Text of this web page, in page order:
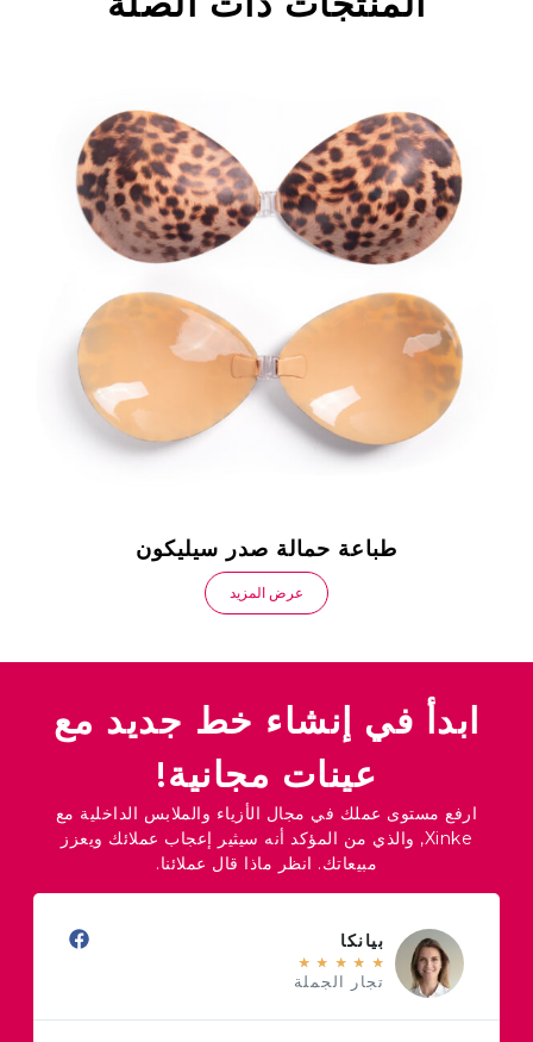
طباعة حمالة صدر سيليكون
عرض المزيد
ابدأ في إنشاء خط جديد مع
عينات مجانية!
ارفع مستوى عملك في مجال الأزياء والملابس الداخلية مع
Xinke, والذي من المؤكد أنه سيثير إعجاب عملائك ويعزز
مبيعاتك. انظر ماذا قال عملائنا.
بيانكا
★
★
★
★
★
تجار الجملة